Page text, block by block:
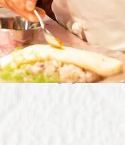
区御射山町 […]